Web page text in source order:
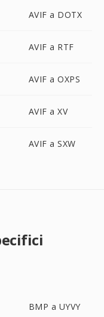
AVIF a DOTX
AVIF a RTF
AVIF a OXPS
AVIF a XV
AVIF a SXW
BMP a UYVY